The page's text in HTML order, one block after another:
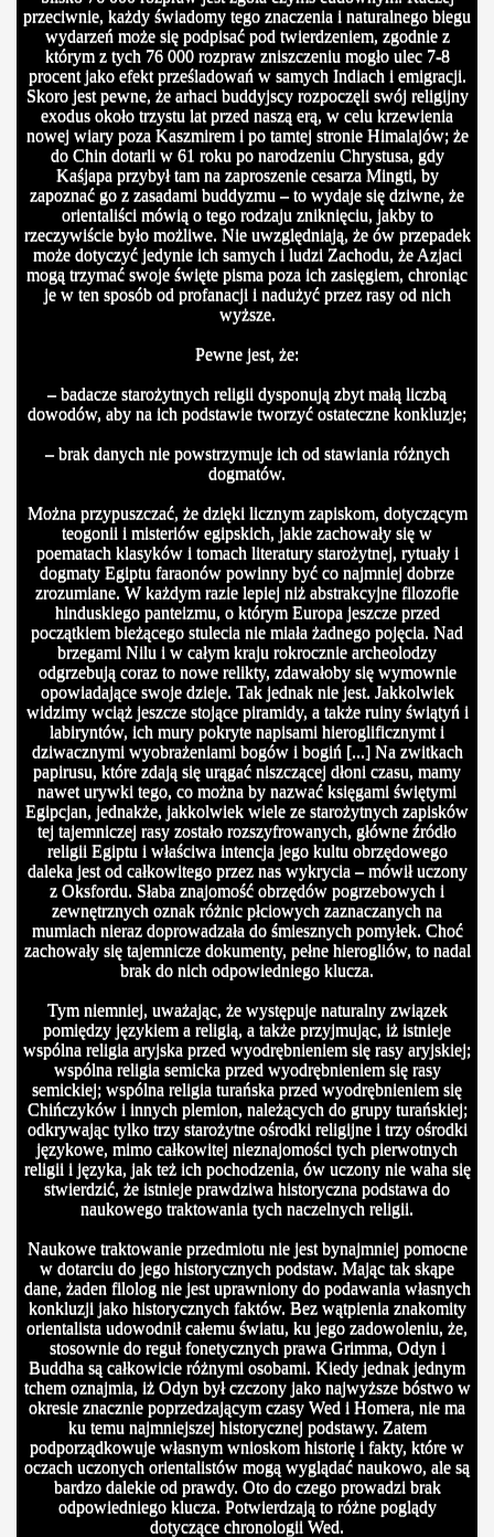
przeciwnie, każdy świadomy tego znaczenia i naturalnego biegu
wydarzeń może się podpisać pod twierdzeniem, zgodnie z
którym z tych 76 000 rozpraw zniszczeniu mogło ulec 7-8
procent jako efekt prześladowań w samych Indiach i emigracji.
Skoro jest pewne, że arhaci buddyjscy rozpoczęli swój religijny
exodus około trzystu lat przed naszą erą, w celu krzewienia
nowej wiary poza Kaszmirem i po tamtej stronie Himalajów; że
do Chin dotarli w 61 roku po narodzeniu Chrystusa, gdy
Kaśjapa przybył tam na zaproszenie cesarza Mingti, by
zapoznać go z zasadami buddyzmu – to wydaje się dziwne, że
orientaliści mówią o tego rodzaju zniknięciu, jakby to
rzeczywiście było możliwe. Nie uwzględniają, że ów przepadek
może dotyczyć jedynie ich samych i ludzi Zachodu, że Azjaci
mogą trzymać swoje święte pisma poza ich zasięgiem, chroniąc
je w ten sposób od profanacji i nadużyć przez rasy od nich
wyższe.
Pewne jest, że:
– badacze starożytnych religii dysponują zbyt małą liczbą
dowodów, aby na ich podstawie tworzyć ostateczne konkluzje;
– brak danych nie powstrzymuje ich od stawiania różnych
dogmatów.
Można przypuszczać, że dzięki licznym zapiskom, dotyczącym
teogonii i misteriów egipskich, jakie zachowały się w
poematach klasyków i tomach literatury starożytnej, rytuały i
dogmaty Egiptu faraonów powinny być co najmniej dobrze
zrozumiane. W każdym razie lepiej niż abstrakcyjne filozofie
hinduskiego panteizmu, o którym Europa jeszcze przed
początkiem bieżącego stulecia nie miała żadnego pojęcia. Nad
brzegami Nilu i w całym kraju rokrocznie archeolodzy
odgrzebują coraz to nowe relikty, zdawałoby się wymownie
opowiadające swoje dzieje. Tak jednak nie jest. Jakkolwiek
widzimy wciąż jeszcze stojące piramidy, a także ruiny świątyń i
labiryntów, ich mury pokryte napisami hieroglificznymt i
dziwacznymi wyobrażeniami bogów i bogiń [...] Na zwitkach
papirusu, które zdają się urągać niszczącej dłoni czasu, mamy
nawet urywki tego, co można by nazwać księgami świętymi
Egipcjan, jednakże, jakkolwiek wiele ze starożytnych zapisków
tej tajemniczej rasy zostało rozszyfrowanych, główne źródło
religii Egiptu i właściwa intencja jego kultu obrzędowego
daleka jest od całkowitego przez nas wykrycia – mówił uczony
z Oksfordu. Słaba znajomość obrzędów pogrzebowych i
zewnętrznych oznak różnic płciowych zaznaczanych na
mumiach nieraz doprowadzała do śmiesznych pomyłek. Choć
zachowały się tajemnicze dokumenty, pełne hierogliów, to nadal
brak do nich odpowiedniego klucza.
Tym niemniej, uważając, że występuje naturalny związek
pomiędzy językiem a religią, a także przyjmując, iż istnieje
wspólna religia aryjska przed wyodrębnieniem się rasy aryjskiej;
wspólna religia semicka przed wyodrębnieniem się rasy
semickiej; wspólna religia turańska przed wyodrębnieniem się
Chińczyków i innych plemion, należących do grupy turańskiej;
odkrywając tylko trzy starożytne ośrodki religijne i trzy ośrodki
językowe, mimo całkowitej nieznajomości tych pierwotnych
religii i języka, jak też ich pochodzenia, ów uczony nie waha się
stwierdzić, że istnieje prawdziwa historyczna podstawa do
naukowego traktowania tych naczelnych religii.
Naukowe traktowanie przedmiotu nie jest bynajmniej pomocne
w dotarciu do jego historycznych podstaw. Mając tak skąpe
dane, żaden filolog nie jest uprawniony do podawania własnych
konkluzji jako historycznych faktów. Bez wątpienia znakomity
orientalista udowodnił całemu światu, ku jego zadowoleniu, że,
stosownie do reguł fonetycznych prawa Grimma, Odyn i
Buddha są całkowicie różnymi osobami. Kiedy jednak jednym
tchem oznajmia, iż Odyn był czczony jako najwyższe bóstwo w
okresie znacznie poprzedzającym czasy Wed i Homera, nie ma
ku temu najmniejszej historycznej podstawy. Zatem
podporządkowuje własnym wnioskom historię i fakty, które w
oczach uczonych orientalistów mogą wyglądać naukowo, ale są
bardzo dalekie od prawdy. Oto do czego prowadzi brak
odpowiedniego klucza. Potwierdzają to różne poglądy
dotyczące chronologii Wed.